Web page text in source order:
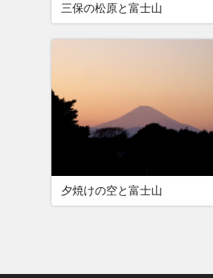
三保の松原と富士山
夕焼けの空と富士山